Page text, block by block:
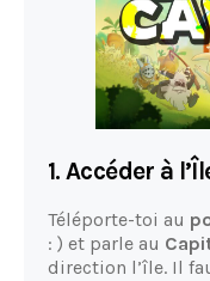
1. Accéder à
Téléporte-toi au
: ) et parle au
direction l’île. Il